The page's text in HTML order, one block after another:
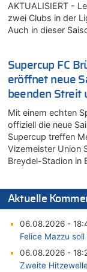
AKTUALISIERT -
zwei Clubs in der
Auch in dieser
Supercup FC
eröffnet neue
beenden Streit
Mit einem echten
offiziell die neue
Supercup treffen
Vizemeister Union
Breydel-Stadion in
Aktuelle
06.08.2026 -
Felice Mazzu
06.08.2026 -
Zweite